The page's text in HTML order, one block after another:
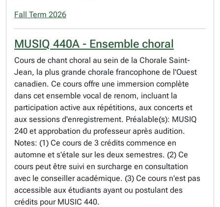
Fall Term 2026
MUSIQ 440A - Ensemble choral
Cours de chant choral au sein de la Chorale Saint-
Jean, la plus grande chorale francophone de l'Ouest
canadien. Ce cours offre une immersion complète
dans cet ensemble vocal de renom, incluant la
participation active aux répétitions, aux concerts et
aux sessions d'enregistrement. Préalable(s): MUSIQ
240 et approbation du professeur après audition.
Notes: (1) Ce cours de 3 crédits commence en
automne et s'étale sur les deux semestres. (2) Ce
cours peut être suivi en surcharge en consultation
avec le conseiller académique. (3) Ce cours n'est pas
accessible aux étudiants ayant ou postulant des
crédits pour MUSIC 440.